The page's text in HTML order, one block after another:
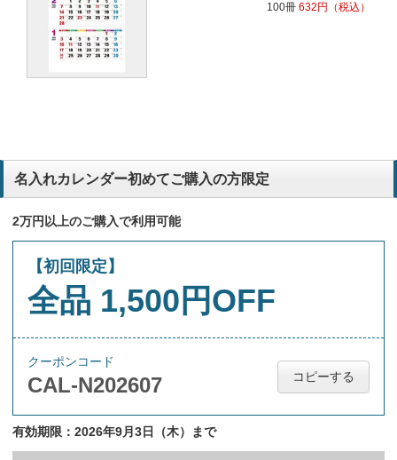
100冊 632 円 （税込）
名入れカレンダー初めてご購入の方限定
2万円以上のご購入で利用可能
【初回限定】
全品 1,500円OFF
クーポンコード
CAL-N202607 コピーする
有効期限：2026年9月3日（木）まで